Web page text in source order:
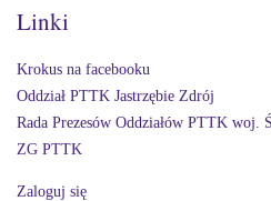
Linki
Krokus na facebooku
Oddział PTTK Jastrzębie Zdrój
Rada Prezesów Oddziałów PTTK woj.
ZG PTTK
Zaloguj się